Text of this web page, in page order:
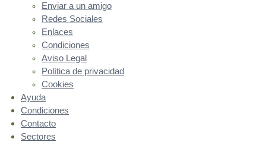
Enviar a un amigo
Redes Sociales
Enlaces
Condiciones
Aviso Legal
Política de privacidad
Cookies
Ayuda
Condiciones
Contacto
Sectores